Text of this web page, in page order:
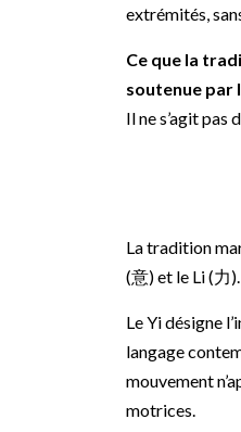
extrémités,
Ce que la
soutenue par
Il ne s’agit pas
La tradition
(意) et le Li (力).
Le Yi désigne
langage
mouvement
motrices.